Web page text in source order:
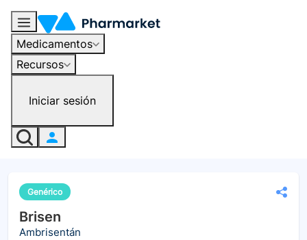
Medicamentos
Recursos
Iniciar sesión
Genérico
Brisen
Ambrisentán